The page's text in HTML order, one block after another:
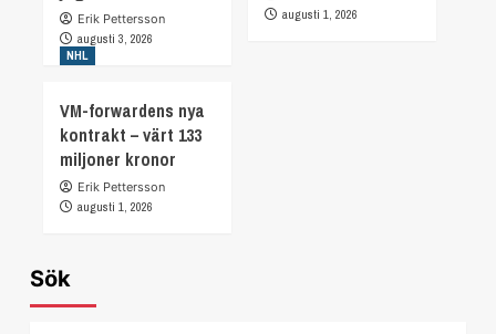
Erik Pettersson
augusti 3, 2026
augusti 1, 2026
NHL
VM-forwardens nya
kontrakt – värt 133
miljoner kronor
Erik Pettersson
augusti 1, 2026
Sök